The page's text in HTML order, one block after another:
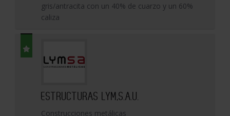
gris/antracita con un 40% de cuarzo y un 60%
caliza
ESTRUCTURAS LYM,S.A.U.
Construcciones metálicas